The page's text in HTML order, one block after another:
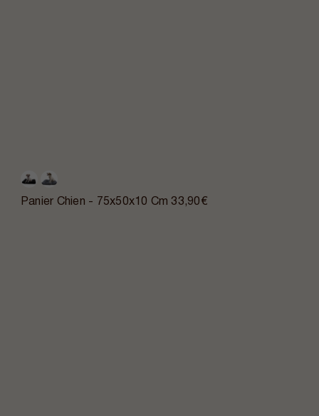
Panier Chien - 75x50x10 Cm 33,90€